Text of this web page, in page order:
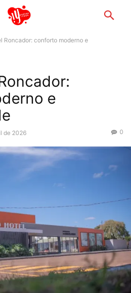
Roncador: conforto moderno e
e
de 2026 0